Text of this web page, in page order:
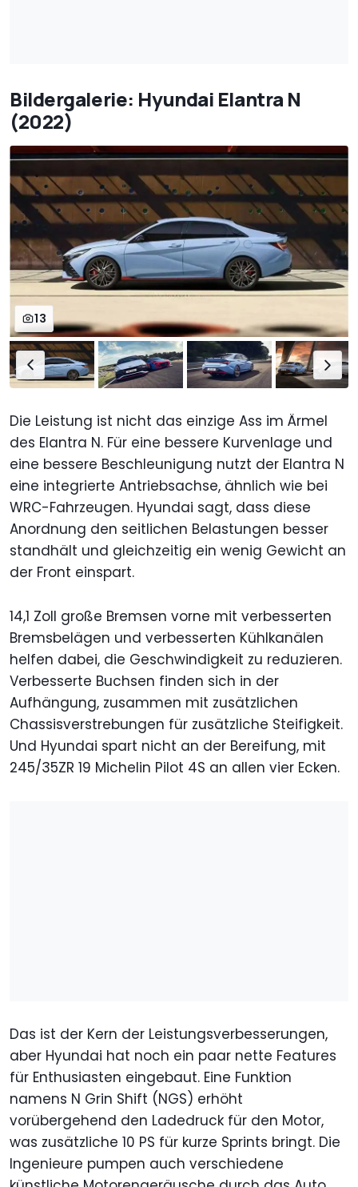
Bildergalerie: Hyundai Elantra N
(2022)
13
Die Leistung ist nicht das einzige Ass im Ärmel
des Elantra N. Für eine bessere Kurvenlage und
eine bessere Beschleunigung nutzt der Elantra N
eine integrierte Antriebsachse, ähnlich wie bei
WRC-Fahrzeugen. Hyundai sagt, dass diese
Anordnung den seitlichen Belastungen besser
standhält und gleichzeitig ein wenig Gewicht an
der Front einspart.
14,1 Zoll große Bremsen vorne mit verbesserten
Bremsbelägen und verbesserten Kühlkanälen
helfen dabei, die Geschwindigkeit zu reduzieren.
Verbesserte Buchsen finden sich in der
Aufhängung, zusammen mit zusätzlichen
Chassisverstrebungen für zusätzliche Steifigkeit.
Und Hyundai spart nicht an der Bereifung, mit
245/35ZR 19 Michelin Pilot 4S an allen vier Ecken.
Das ist der Kern der Leistungsverbesserungen,
aber Hyundai hat noch ein paar nette Features
für Enthusiasten eingebaut. Eine Funktion
namens N Grin Shift (NGS) erhöht
vorübergehend den Ladedruck für den Motor,
was zusätzliche 10 PS für kurze Sprints bringt. Die
Ingenieure pumpen auch verschiedene